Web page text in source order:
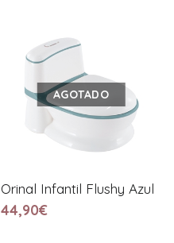
AGOTADO
Orinal Infantil Flushy Azul
44,90€